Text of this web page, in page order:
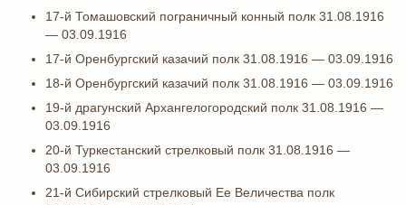
17-й Томашовский пограничный конный полк 31.08.1916
— 03.09.1916
17-й Оренбургский казачий полк 31.08.1916 — 03.09.1916
18-й Оренбургский казачий полк 31.08.1916 — 03.09.1916
19-й драгунский Архангелогородский полк 31.08.1916 —
03.09.1916
20-й Туркестанский стрелковый полк 31.08.1916 —
03.09.1916
21-й Сибирский стрелковый Ее Величества полк